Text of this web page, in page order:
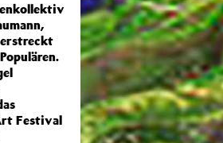
Festival